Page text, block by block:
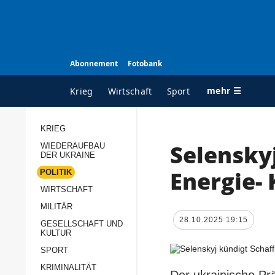
Abonnement Fotobank
Krieg Wirtschaft Sport mehr ☰
ALLE RUBRIKEN
Wiederaufbau der
Politik
Militär
KRIEG
WIEDERAUFBAU
DER UKRAINE
POLITIK
WIRTSCHAFT
MILITÄR
GESELLSCHAFT UND
KULTUR
SPORT
KRIMINALITÄT
Energie-
28.10.2025 19:15